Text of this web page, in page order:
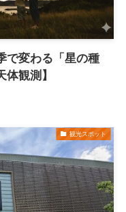
で変わる「星の種
観測】
観光スポット